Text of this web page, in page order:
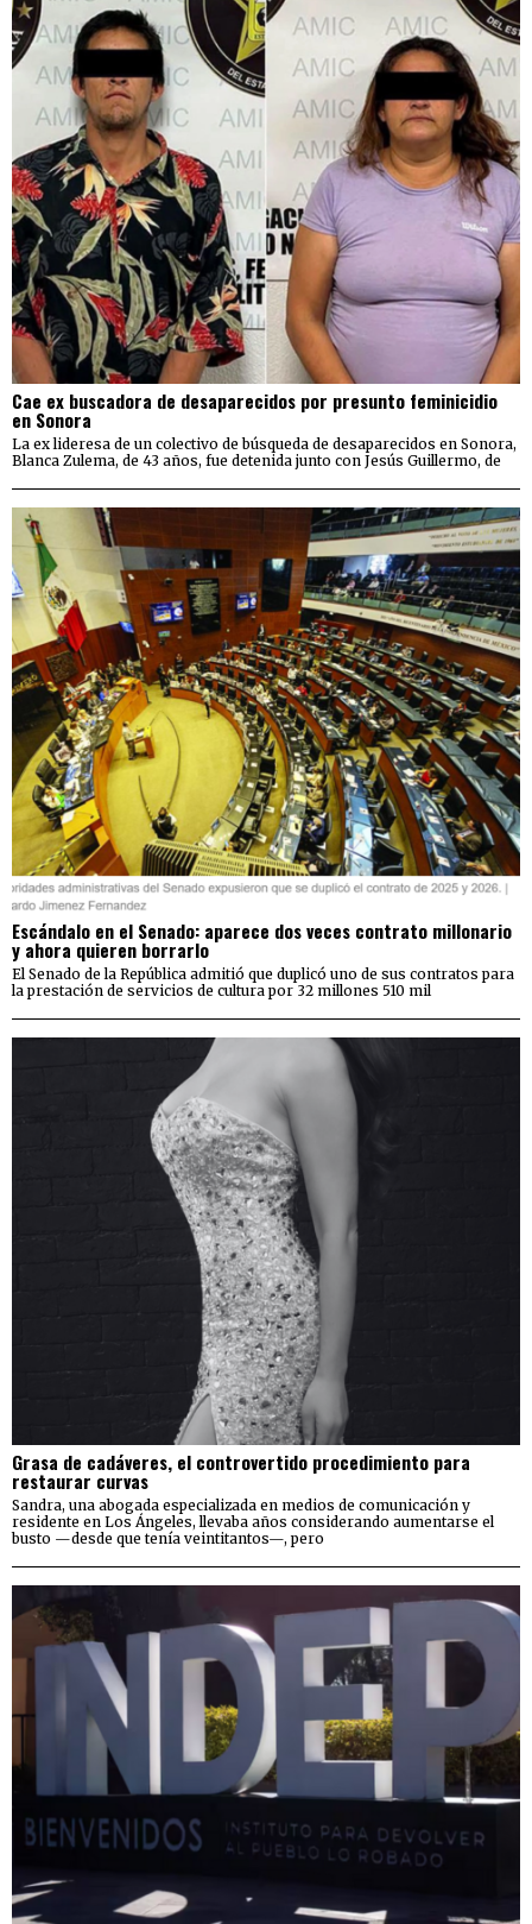
Cae ex buscadora de desaparecidos por presunto feminicidio
en Sonora
La ex lideresa de un colectivo de búsqueda de desaparecidos en Sonora,
Blanca Zulema, de 43 años, fue detenida junto con Jesús Guillermo, de
Escándalo en el Senado: aparece dos veces contrato millonario
y ahora quieren borrarlo
El Senado de la República admitió que duplicó uno de sus contratos para
la prestación de servicios de cultura por 32 millones 510 mil
Grasa de cadáveres, el controvertido procedimiento para
restaurar curvas
Sandra, una abogada especializada en medios de comunicación y
residente en Los Ángeles, llevaba años considerando aumentarse el
busto —desde que tenía veintitantos—, pero